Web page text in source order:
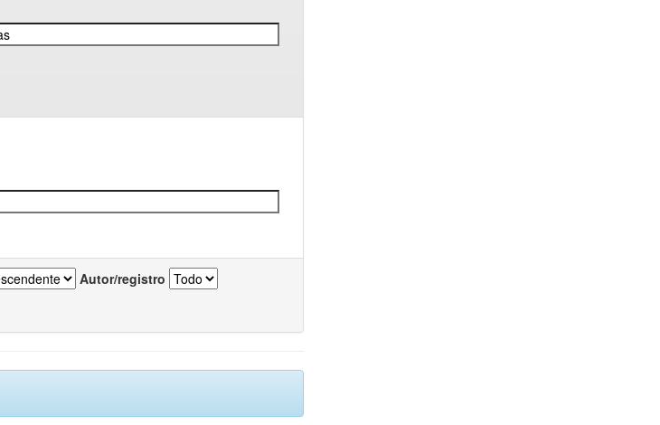
Autor/registro